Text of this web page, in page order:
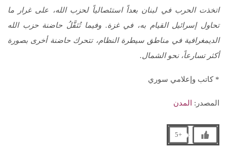
اتخذت الحرب في لبنان بعداً استئصالياً لحزب الله، على غرار ما
تحاول إسرائيل القيام به، في غزة. وفيما تُثقَّلُ حاضنة حزب الله
الديمغرافية في مناطق سيطرة النظام، تتحرك حاضنة أخرى بصورة
أكثر تسارعاً، نحو الشمال.
* كاتب وإعلامي سوري
المصدر: المدن
+5